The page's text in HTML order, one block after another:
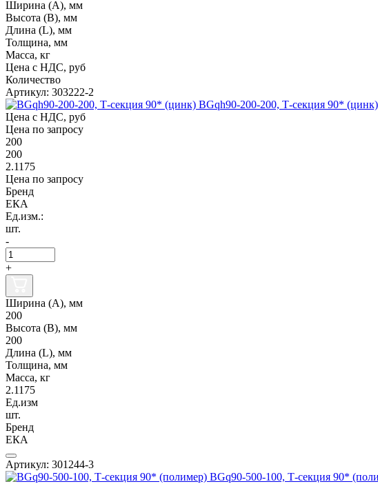
Ширина (А), мм
Высота (В), мм
Длина (L), мм
Толщина, мм
Масса, кг
Цена с НДС, руб
Количество
Артикул: 303222-2
BGqh90-200-200, Т-секция 90* (цинк)
Цена с НДС, руб
Цена по запросу
200
200
2.1175
Цена по запросу
Бренд
ЕКА
Ед.изм.:
шт.
-
+
Ширина (А), мм
200
Высота (В), мм
200
Длина (L), мм
Толщина, мм
Масса, кг
2.1175
Ед.изм
шт.
Бренд
ЕКА
Артикул: 301244-3
BGq90-500-100, Т-секция 90*